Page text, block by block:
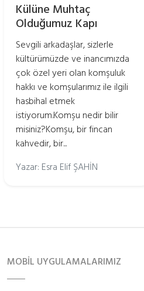
Külüne Muhtaç
Olduğumuz Kapı
Sevgili arkadaşlar, sizlerle
kültürümüzde ve inancımızda
çok özel yeri olan komşuluk
hakkı ve komşularımız ile ilgili
hasbihal etmek
istiyorum.Komşu nedir bilir
misiniz?Komşu, bir fincan
kahvedir, bir...
Yazar: Esra Elif ŞAHİN
MOBİL UYGULAMALARIMIZ